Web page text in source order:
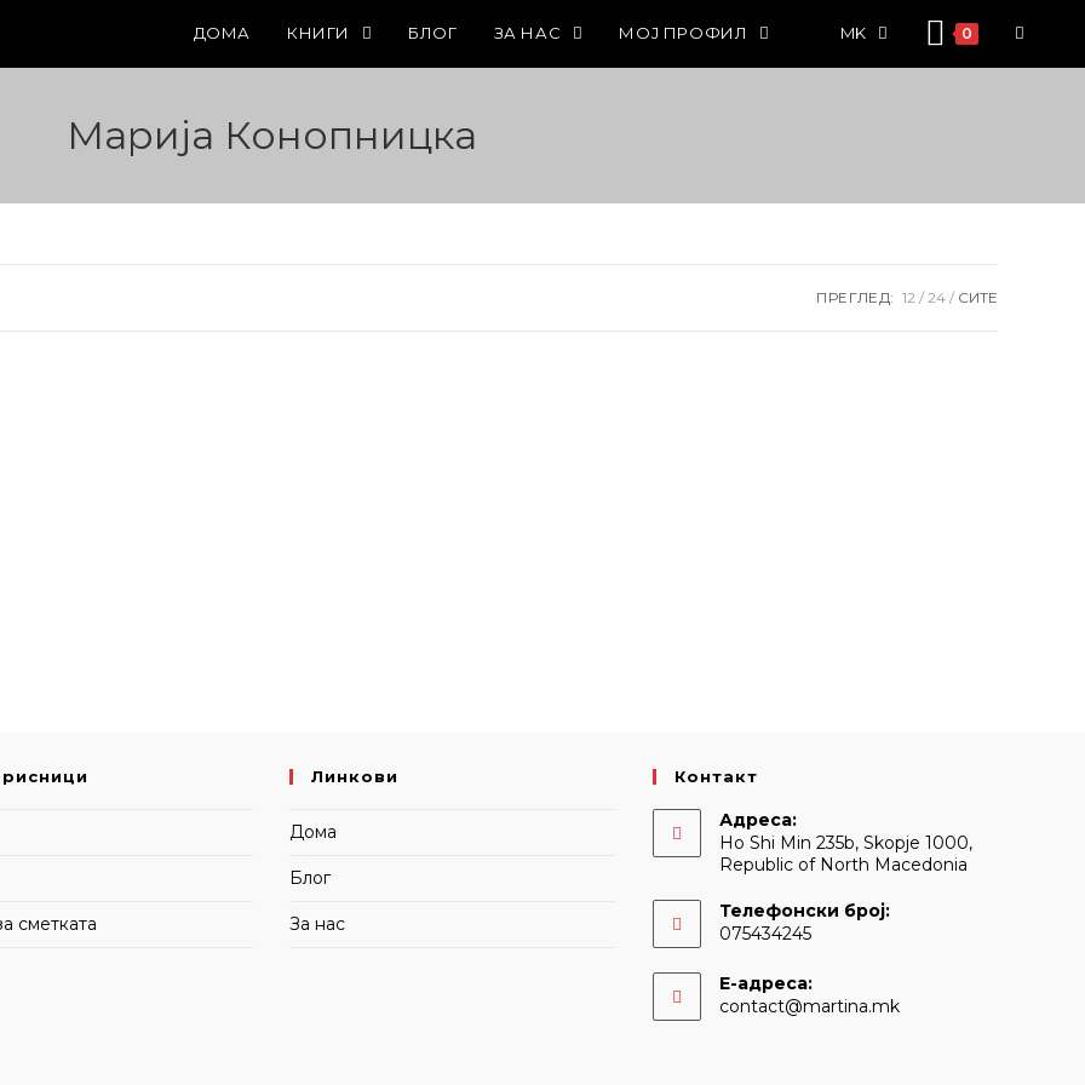
ДОМА КНИГИ БЛОГ ЗА НАС МОЈ ПРОФИЛ MK 0
Марија Конопницка
ПРЕГЛЕД: 12 24 СИТЕ
сметката
Линкови
Дома
Блог
За нас
Контакт
Адреса:
Ho Shi Min 235b, Skopje 1000,
Republic of North Macedonia
Телефонски број:
075434245
Е-адреса:
contact@martina.mkOpens